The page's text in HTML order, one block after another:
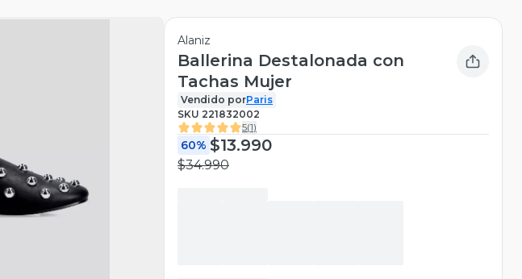
Alaniz
Ballerina Destalonada con
Tachas Mujer
Vendido porParis
SKU 221832002
5(1)
60% $13.990
$34.990